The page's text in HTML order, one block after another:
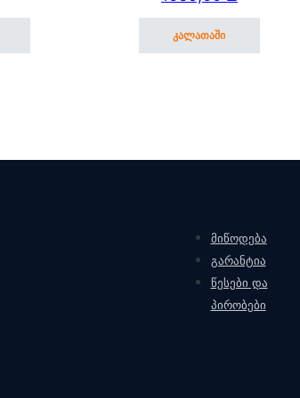
უკანა თაროთი
კალათაში
მიწოდება
გარანტია
წესები და
პირობები